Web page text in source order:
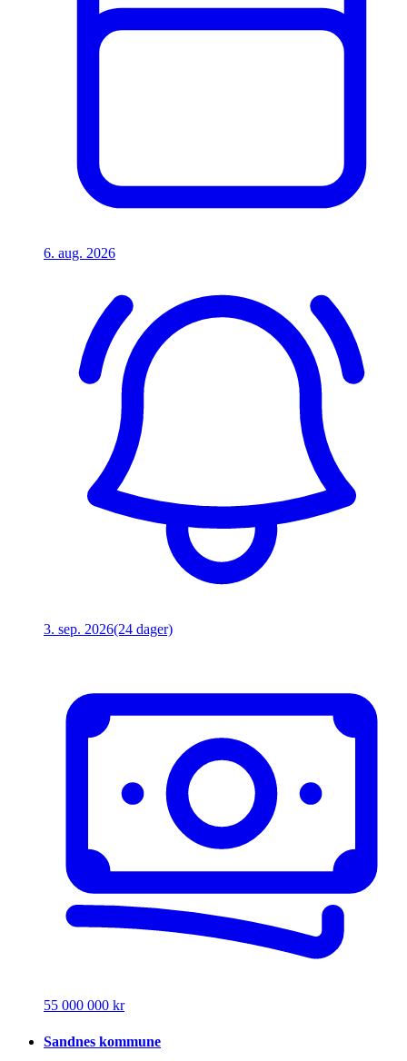
6. aug. 2026
3. sep. 2026(24 dager)
55 000 000 kr
Sandnes kommune